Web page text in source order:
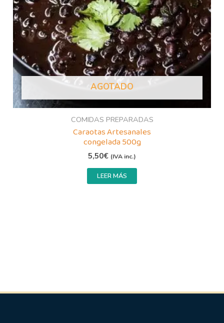
AGOTADO
COMIDAS PREPARADAS
Caraotas Artesanales
congelada 500g
5,50€ (IVA inc.)
LEER MÁS